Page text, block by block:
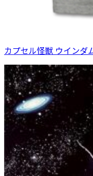
カプセル怪獣 ウインダ